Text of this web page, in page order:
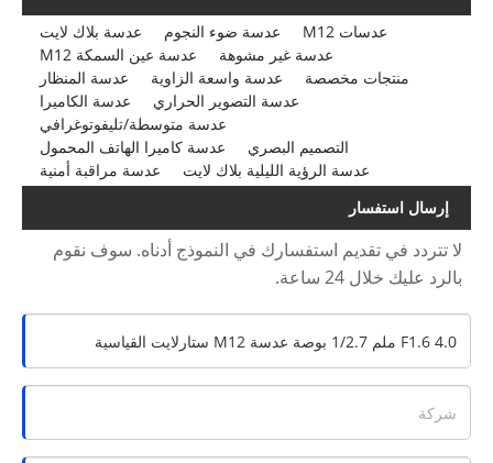
عدسة بلاك لايت
عدسة ضوء النجوم
عدسات M12
عدسة عين السمكة M12
عدسة غير مشوهة
عدسة المنظار
عدسة واسعة الزاوية
منتجات مخصصة
عدسة الكاميرا
عدسة التصوير الحراري
عدسة متوسطة/تليفوتوغرافي
عدسة كاميرا الهاتف المحمول
التصميم البصري
عدسة مراقبة أمنية
عدسة الرؤية الليلية بلاك لايت
إرسال استفسار
لا تتردد في تقديم استفسارك في النموذج أدناه. سوف نقوم
بالرد عليك خلال 24 ساعة.